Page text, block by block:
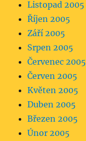
Listopad 2005
Říjen 2005
Září 2005
Srpen 2005
Červenec 2005
Červen 2005
Květen 2005
Duben 2005
Březen 2005
Únor 2005